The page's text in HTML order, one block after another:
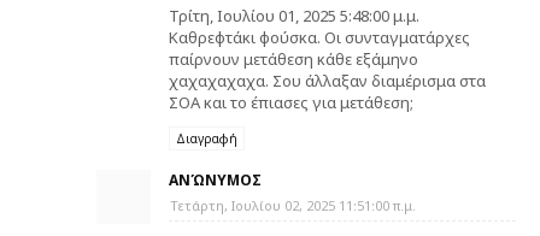
Τρίτη, Ιουλίου 01, 2025 5:48:00 μ.μ.
Καθρεφτάκι φούσκα. Οι συνταγματάρχες
παίρνουν μετάθεση κάθε εξάμηνο
χαχαχαχαχα. Σου άλλαξαν διαμέρισμα στα
ΣΟΑ και το έπιασες για μετάθεση;
Διαγραφή
ΑΝΏΝΥΜΟΣ
Τετάρτη, Ιουλίου 02, 2025 11:51:00 π.μ.